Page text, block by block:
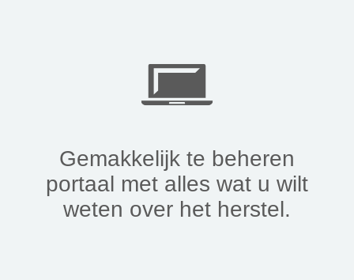
Gemakkelijk te beheren
portaal met alles wat u wilt
weten over het herstel.